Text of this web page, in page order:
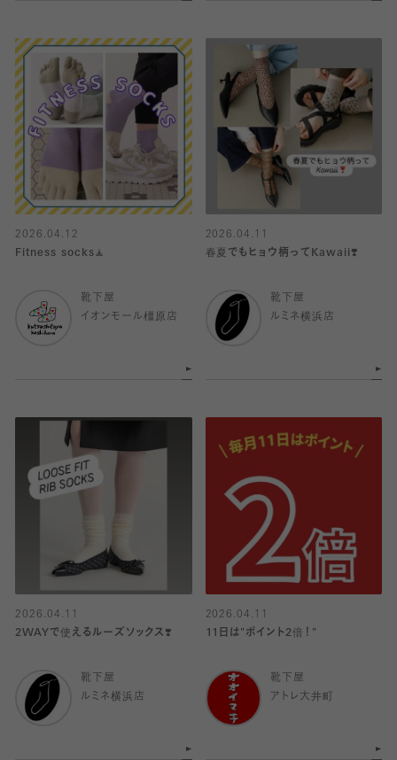
2026.04.12
Fitness socks🧘
靴下屋
イオンモール橿原店
2026.04.11
春夏でもヒョウ柄ってKawaii❣️
靴下屋
ルミネ横浜店
2026.04.11
2WAYで使えるルーズソックス❣️
靴下屋
ルミネ横浜店
2026.04.11
11日は"ポイント2倍！"
靴下屋
アトレ大井町